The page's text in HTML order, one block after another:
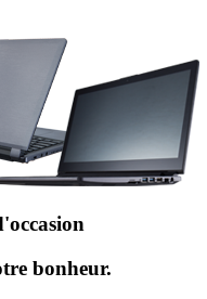
bonheur.